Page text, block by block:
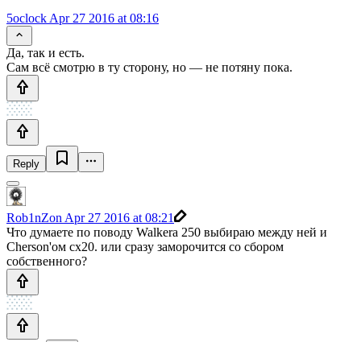
5oclock Apr 27 2016 at 08:16
Да, так и есть.
Сам всё смотрю в ту сторону, но — не потяну пока.
Reply
Rob1nZon Apr 27 2016 at 08:21
Что думаете по поводу Walkera 250 выбираю между ней и
Cherson'ом cx20. или сразу заморочится со сбором
собственного?